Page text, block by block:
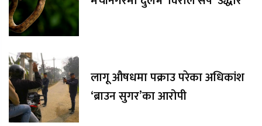
लागू औषधमा पक्राउ परेका अधिकांश
‘ब्राउन सुगर’का आरोपी